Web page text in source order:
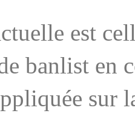
est
banlist en
sur